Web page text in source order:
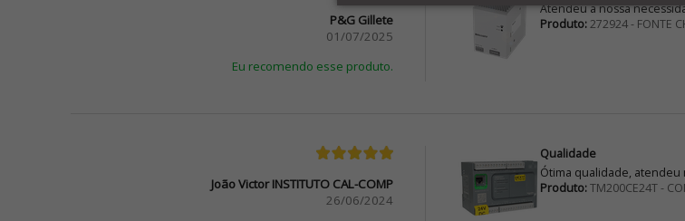
P&G Gillete
01/07/2025
Eu recomendo esse produto.
Atendeu a nossa
Produto:272924 - FONTE
João Victor INSTITUTO CAL-COMP
26/06/2024
Qualidade
Ótima qualidade, atendeu
Produto:TM200CE24T -